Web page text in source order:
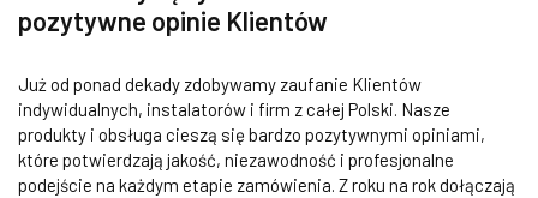
pozytywne opinie Klientów
Już od ponad dekady zdobywamy zaufanie Klientów
indywidualnych, instalatorów i firm z całej Polski. Nasze
produkty i obsługa cieszą się bardzo pozytywnymi opiniami,
które potwierdzają jakość, niezawodność i profesjonalne
podejście na każdym etapie zamówienia. Z roku na rok dołączają